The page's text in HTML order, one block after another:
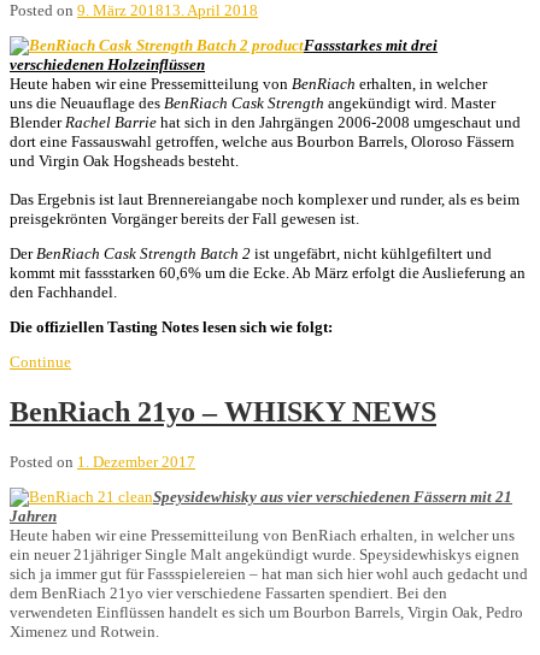
Posted on 9. März 201813. April 2018
Fassstarkes mit drei
verschiedenen Holzeinflüssen
Heute haben wir eine Pressemitteilung von BenRiach erhalten, in welcher
uns die Neuauflage des BenRiach Cask Strength angekündigt wird. Master
BlenderRachel Barrie hat sich in den Jahrgängen 2006-2008 umgeschaut und
dort eine Fassauswahl getroffen, welche aus Bourbon Barrels, Oloroso Fässern
und Virgin Oak Hogsheads besteht.
Das Ergebnis ist laut Brennereiangabe noch komplexer und runder, als es beim
preisgekrönten Vorgänger bereits der Fall gewesen ist.
DerBenRiach Cask Strength Batch 2 ist ungefäbrt, nicht kühlgefiltert und
kommt mit fassstarken 60,6% um die Ecke. Ab März erfolgt die Auslieferung an
den Fachhandel.
Die offiziellen Tasting Notes lesen sich wie folgt:
Continue
BenRiach 21yo – WHISKY NEWS
Posted on 1. Dezember 2017
Speysidewhisky aus vier verschiedenen Fässern mit 21
Jahren
Heute haben wir eine Pressemitteilung von BenRiach erhalten, in welcher uns
ein neuer 21jähriger Single Malt angekündigt wurde. Speysidewhiskys eignen
sich ja immer gut für Fassspielereien – hat man sich hier wohl auch gedacht und
dem BenRiach 21yo vier verschiedene Fassarten spendiert. Bei den
verwendeten Einflüssen handelt es sich um Bourbon Barrels, Virgin Oak, Pedro
Ximenez und Rotwein.